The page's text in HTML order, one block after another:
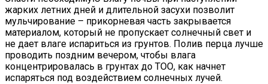
жарких летних дней и длительной засухи позволит
мульчирование – прикорневая часть закрывается
материалом, который не пропускает солнечный свет и
не дает влаге испариться из грунтов. Полив перца лучше
проводить поздним вечером, чтобы влага
концентрировалась в грунтах до ТОО, как начнет
испаряться под воздействием солнечных лучей.